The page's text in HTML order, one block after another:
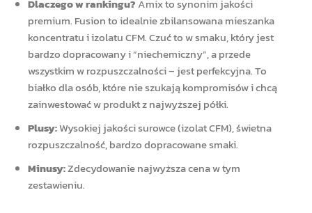
Dlaczego w rankingu? Amix to synonim jakości
premium. Fusion to idealnie zbilansowana mieszanka
koncentratu i izolatu CFM. Czuć to w smaku, który jest
bardzo dopracowany i “niechemiczny”, a przede
wszystkim w rozpuszczalności – jest perfekcyjna. To
białko dla osób, które nie szukają kompromisów i chcą
zainwestować w produkt z najwyższej półki.
Plusy:Wysokiej jakości surowce (izolat CFM), świetna
rozpuszczalność, bardzo dopracowane smaki.
Minusy:Zdecydowanie najwyższa cena w tym
zestawieniu.